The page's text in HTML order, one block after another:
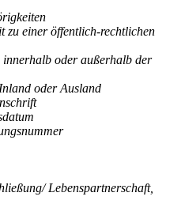
zu einer öffentlich-rechtlichen
oder außerhalb der
oder Ausland
Lebenspartnerschaft,